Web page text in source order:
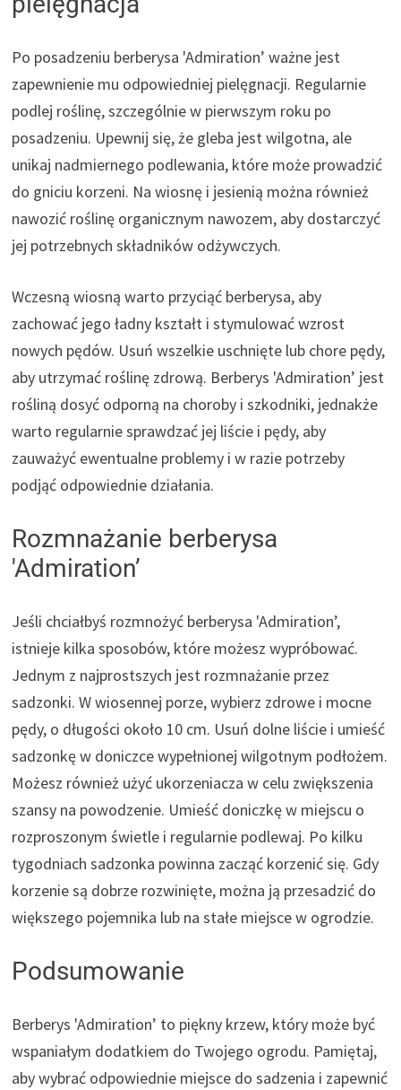
Po posadzeniu berberysa 'Admiration’ ważne jest
zapewnienie mu odpowiedniej pielęgnacji. Regularnie
podlej roślinę, szczególnie w pierwszym roku po
posadzeniu. Upewnij się, że gleba jest wilgotna, ale
unikaj nadmiernego podlewania, które może prowadzić
do gniciu korzeni. Na wiosnę i jesienią można również
nawozić roślinę organicznym nawozem, aby dostarczyć
jej potrzebnych składników odżywczych.
Wczesną wiosną warto przyciąć berberysa, aby
zachować jego ładny kształt i stymulować wzrost
nowych pędów. Usuń wszelkie uschnięte lub chore pędy,
aby utrzymać roślinę zdrową. Berberys 'Admiration’ jest
rośliną dosyć odporną na choroby i szkodniki, jednakże
warto regularnie sprawdzać jej liście i pędy, aby
zauważyć ewentualne problemy i w razie potrzeby
podjąć odpowiednie działania.
Rozmnażanie berberysa
'Admiration’
Jeśli chciałbyś rozmnożyć berberysa 'Admiration’,
istnieje kilka sposobów, które możesz wypróbować.
Jednym z najprostszych jest rozmnażanie przez
sadzonki. W wiosennej porze, wybierz zdrowe i mocne
pędy, o długości około 10 cm. Usuń dolne liście i umieść
sadzonkę w doniczce wypełnionej wilgotnym podłożem.
Możesz również użyć ukorzeniacza w celu zwiększenia
szansy na powodzenie. Umieść doniczkę w miejscu o
rozproszonym świetle i regularnie podlewaj. Po kilku
tygodniach sadzonka powinna zacząć korzenić się. Gdy
korzenie są dobrze rozwinięte, można ją przesadzić do
większego pojemnika lub na stałe miejsce w ogrodzie.
Podsumowanie
Berberys 'Admiration’ to piękny krzew, który może być
wspaniałym dodatkiem do Twojego ogrodu. Pamiętaj,
aby wybrać odpowiednie miejsce do sadzenia i zapewnić